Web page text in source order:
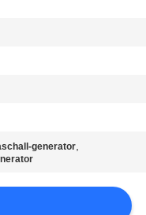
generator,